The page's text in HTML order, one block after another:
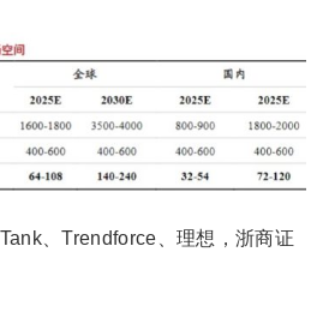
、Trendforce、理想，浙商证